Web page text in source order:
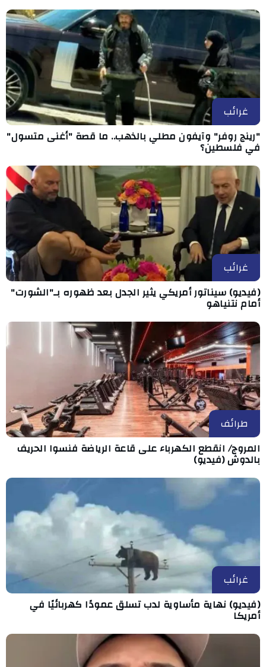
غرائب
"رينج روفر" وآيفون مطلي بالذهب.. ما قصة "أغنى متسول"
في فلسطين؟
غرائب
(فيديو) سيناتور أمريكي يثير الجدل بعد ظهوره بـ"الشورت"
أمام نتنياهو
طرائف
المروج/ انقطع الكهرباء على قاعة الرياضة فنسوا الحريف
بالدوش (فيديو)
غرائب
(فيديو) نهاية مأساوية لدب تسلق عمودًا كهربائيًا في
أمريكا